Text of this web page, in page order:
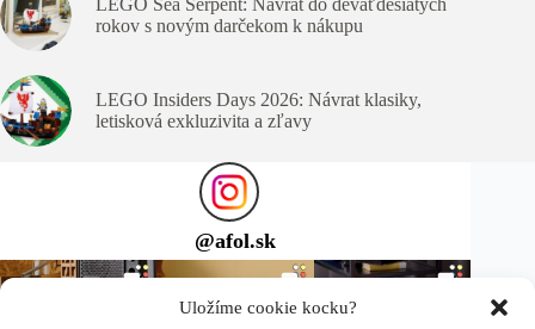
Uložíme cookie kocku?
LEGO Sea Serpent: Návrat do deväťdesiatych
rokov s novým darčekom k nákupu
LEGO Insiders Days 2026: Návrat klasiky,
letisková exkluzivita a zľavy
@afol.sk